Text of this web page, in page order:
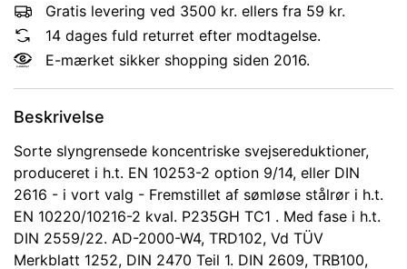
Gratis levering ved 3500 kr. ellers fra 59 kr.
14 dages fuld returret efter modtagelse.
E-mærket sikker shopping siden 2016.
Beskrivelse
Sorte slyngrensede koncentriske svejsereduktioner,
produceret i h.t. EN 10253-2 option 9/14, eller DIN
2616 - i vort valg - Fremstillet af sømløse stålrør i h.t.
EN 10220/10216-2 kval. P235GH TC1 . Med fase i h.t.
DIN 2559/22. AD-2000-W4, TRD102, Vd TÜV
Merkblatt 1252, DIN 2470 Teil 1. DIN 2609, TRB100,